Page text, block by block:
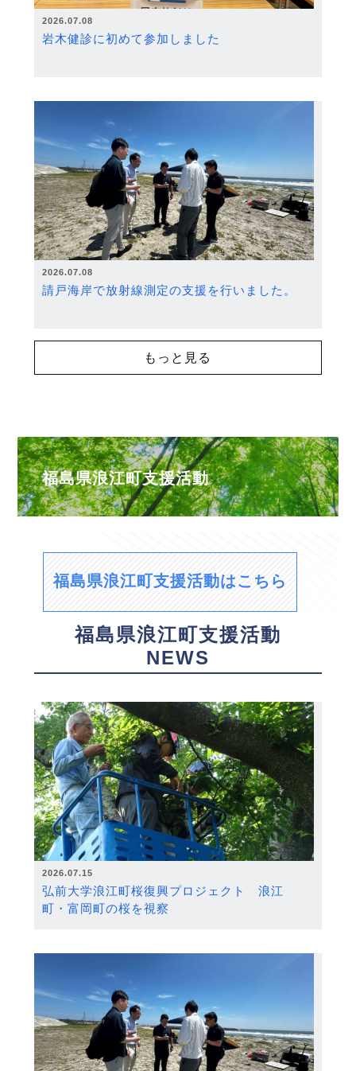
2026.07.08
岩木健診に初めて参加しました
2026.07.08
請戸海岸で放射線測定の支援を行いました。
もっと見る
福島県浪江町支援活動
福島県浪江町支援活動はこちら
福島県浪江町支援活動
NEWS
2026.07.15
弘前大学浪江町桜復興プロジェクト 浪江
町・富岡町の桜を視察